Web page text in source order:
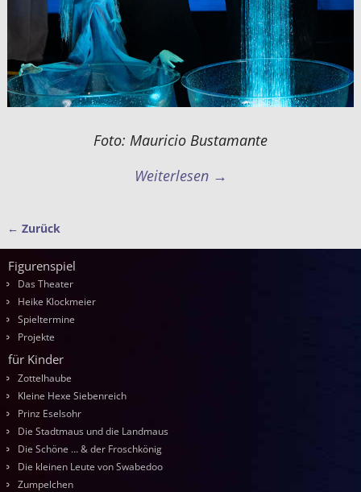
Foto: Mauricio Bustamante
Weiterlesen →
Bilder-Navigation
← Zurück
Figurenspiel
Das Theater
Heike Klockmeier
Spieltermine
Projekte
für Kinder
Zottelhaube
Kleine Hexe Siebenreich
Prinz Eselsohr
Die Stadtmaus und die Landmaus
Die Schöne … & der Froschkönig
Die kleinen Leute von Swabedoo
Zumpelchen